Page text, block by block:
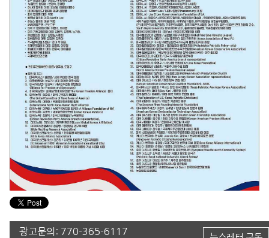
광고문의: 770-365-6117